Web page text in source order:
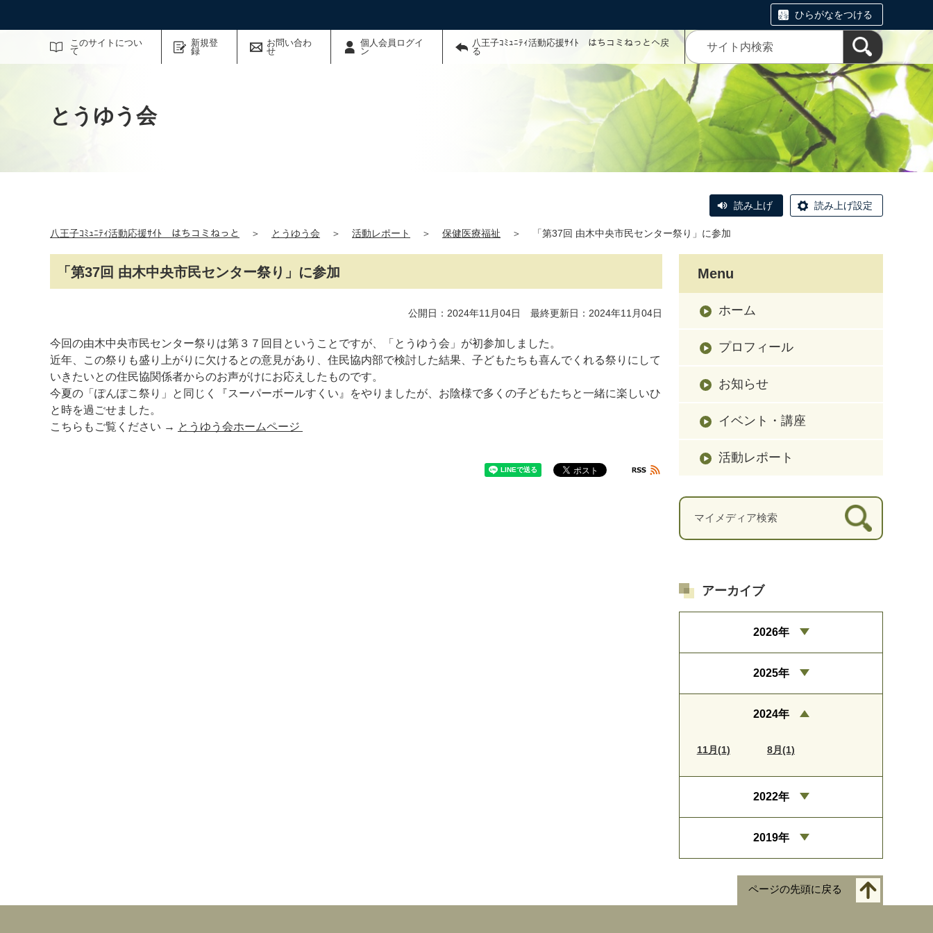
ひらがなをつける
このサイトについ
て
新規登
録
お問い合わ
せ
個人会員ログイ
ン
八王子ｺﾐｭﾆﾃｨ活動応援ｻｲﾄ はちコミねっとへ戻
る
サイト内検索
とうゆう会
読み上げ 読み上げ設定
八王子ｺﾐｭﾆﾃｨ活動応援ｻｲﾄ はちコミねっと ＞ とうゆう会 ＞ 活動レポート ＞ 保健医療福祉 ＞ 「第37回 由木中央市民センター祭り」に参加
「第37回 由木中央市民センター祭り」に参加
公開日：2024年11月04日 最終更新日：2024年11月04日
今回の由木中央市民センター祭りは第３７回目ということですが、「とうゆう会」が初参加しました。
近年、この祭りも盛り上がりに欠けるとの意見があり、住民協内部で検討した結果、子どもたちも喜んでくれる祭りにして
いきたいとの住民協関係者からのお声がけにお応えしたものです。
今夏の「ぽんぽこ祭り」と同じく『スーパーボールすくい』をやりましたが、お陰様で多くの子どもたちと一緒に楽しいひ
と時を過ごせました。
こちらもご覧ください → とうゆう会ホームページ
Menu
ホーム
プロフィール
お知らせ
イベント・講座
活動レポート
アーカイブ
2026年
2025年
2024年
11月(1) 8月(1)
2022年
2019年
ページの先頭に戻る